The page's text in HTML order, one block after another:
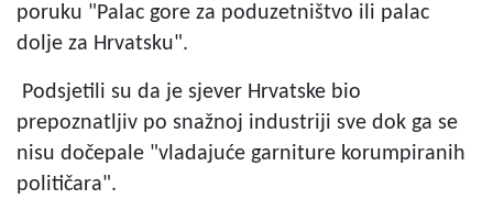
poruku "Palac gore za poduzetništvo ili palac
dolje za Hrvatsku".
Podsjetili su da je sjever Hrvatske bio
prepoznatljiv po snažnoj industriji sve dok ga se
nisu dočepale "vladajuće garniture korumpiranih
političara".